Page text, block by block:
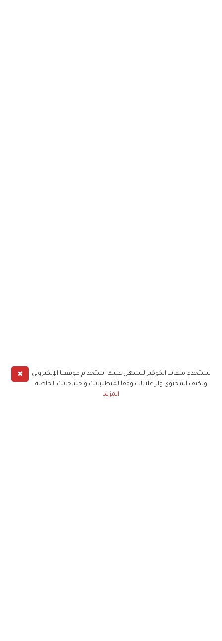
✖
نستخدم ملفات الكوكيز لنسهل عليك استخدام موقعنا الإلكتروني
ونكيف المحتوى والإعلانات وفقا لمتطلباتك واحتياجاتك الخاصة
المزيد